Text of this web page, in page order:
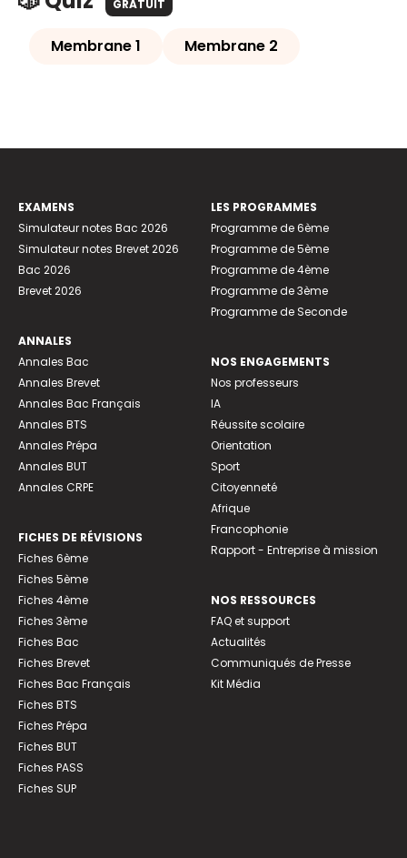
GRATUIT
Membrane 1 Membrane 2
EXAMENS
Simulateur notes Bac 2026
Simulateur notes Brevet 2026
Bac 2026
Brevet 2026
ANNALES
Annales Bac
Annales Brevet
Annales Bac Français
Annales BTS
Annales Prépa
Annales BUT
Annales CRPE
FICHES DE RÉVISIONS
Fiches 6ème
Fiches 5ème
Fiches 4ème
Fiches 3ème
Fiches Bac
Fiches Brevet
Fiches Bac Français
Fiches BTS
Fiches Prépa
Fiches BUT
Fiches PASS
Fiches SUP
LES PROGRAMMES
Programme de 6ème
Programme de 5ème
Programme de 4ème
Programme de 3ème
Programme de Seconde
NOS ENGAGEMENTS
Nos professeurs
IA
Réussite scolaire
Orientation
Sport
Citoyenneté
Afrique
Francophonie
Rapport - Entreprise à mission
NOS RESSOURCES
FAQ et support
Actualités
Communiqués de Presse
Kit Média